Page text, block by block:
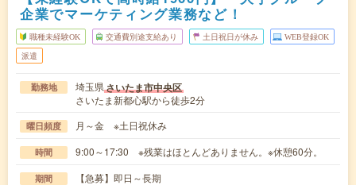
企業でマーケティング業務など！
職種未経験OK 交通費別途支給あり 土日祝日が休み WEB登録OK
派遣
勤務地 埼玉県さいたま市中央区
さいたま新都心駅から徒歩2分
曜日頻度 月～金 ※土日祝休み
時間 9:00～17:30 ※残業はほとんどありません。※休憩60分。
期間 【急募】即日～長期